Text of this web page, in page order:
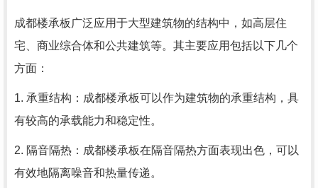
成都楼承板广泛应用于大型建筑物的结构中，如高层住
宅、商业综合体和公共建筑等。其主要应用包括以下几个
方面：
1. 承重结构：成都楼承板可以作为建筑物的承重结构，具
有较高的承载能力和稳定性。
2. 隔音隔热：成都楼承板在隔音隔热方面表现出色，可以
有效地隔离噪音和热量传递。